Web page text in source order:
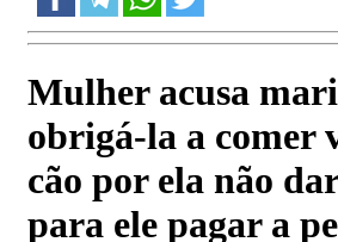
Mulher acusa
obrigá-la a comer
cão por ela não
para ele pagar a